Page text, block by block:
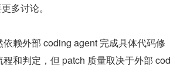
多讨论。
依赖外部 coding agent 完成具体代码修
和判定，但 patch 质量取决于外部 cod